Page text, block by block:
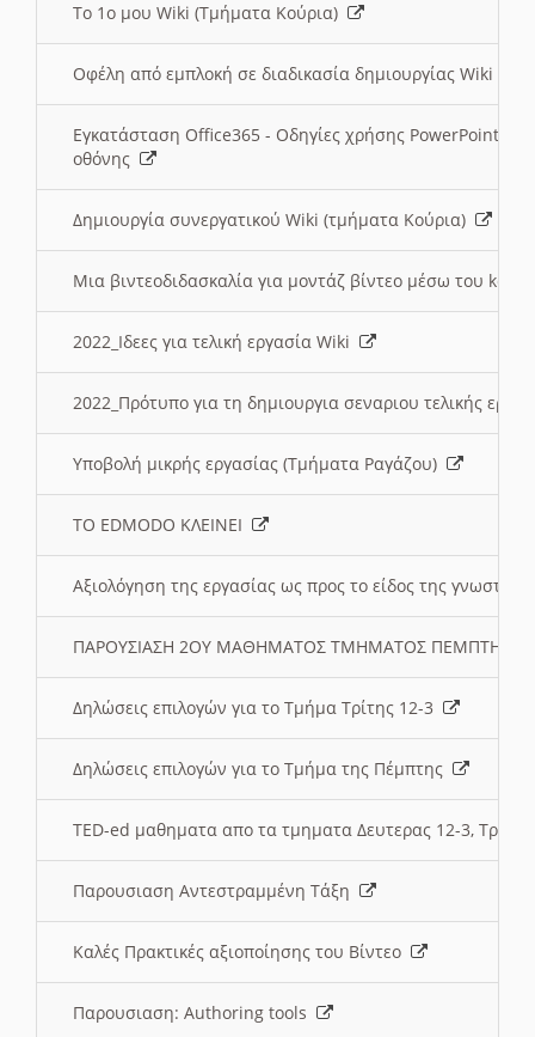
Το 1ο μου Wiki (Τμήματα Κούρια)
Οφέλη από εμπλοκή σε διαδικασία δημιουργίας Wiki
Εγκατάσταση Office365 - Οδηγίες χρήσης PowerPoint
οθόνης
Δημιουργία συνεργατικού Wiki (τμήματα Κούρια)
Μια βιντεοδιδασκαλία για μοντάζ βίντεο μέσω του
2022_Ιδεες για τελική εργασία Wiki
2022_Πρότυπο για τη δημιουργια σεναριου τελικής
Υποβολή μικρής εργασίας (Τμήματα Ραγάζου)
ΤΟ EDMODO ΚΛΕΙΝΕΙ
Αξιολόγηση της εργασίας ως προς το είδος της
ΠΑΡΟΥΣΙΑΣΗ 2ΟΥ ΜΑΘΗΜΑΤΟΣ ΤΜΗΜΑΤΟΣ
Δηλώσεις επιλογών για το Τμήμα Τρίτης 12-3
Δηλώσεις επιλογών για το Τμήμα της Πέμπτης
TED-ed μαθηματα απο τα τμηματα Δευτερας 12-3,
Παρουσιαση Αντεστραμμένη Τάξη
Καλές Πρακτικές αξιοποίησης του Βίντεο
Παρουσιαση: Authoring tools